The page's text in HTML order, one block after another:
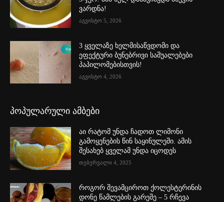
ვარდნა!
აგვისტო 5, 2026
3 ყველაზე ხელმისაწვდომი და
ეფექტური ბუნებრივი საშუალებები
პაპილომებისთვის!
აგვისტო 4, 2026
პოპულარული ამბები
აი რატომ უნდა ჩადოთ ლიმონი
გამოყენების წინ საყინულეში. ამის
შესახებ ყველამ უნდა იცოდეს
თებერვალი 4, 2025
როგორ შევამციროთ ქოლესტერინის
დონე წამლების გარეშე – 5 რჩევა